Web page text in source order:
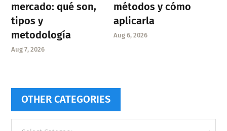
mercado: qué son,
tipos y
metodología
Aug 7, 2026
métodos y cómo
aplicarla
Aug 6, 2026
OTHER CATEGORIES